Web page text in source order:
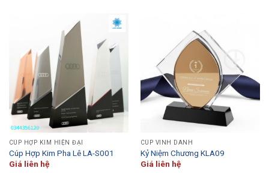
CÚP HỢP KIM HIỆN ĐẠI
Cúp Hợp Kim Pha Lê LA-S001
Giá liên hệ
CÚP VINH DANH
Kỷ Niệm Chương KLA09
Giá liên hệ